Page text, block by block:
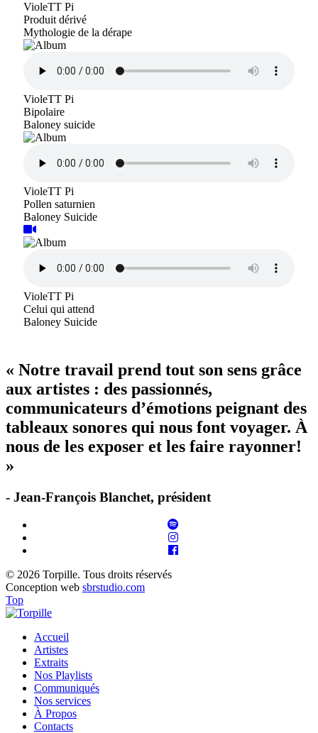
VioleTT Pi
Produit dérivé
Mythologie de la dérape
VioleTT Pi
Bipolaire
Baloney suicide
VioleTT Pi
Pollen saturnien
Baloney Suicide
VioleTT Pi
Celui qui attend
Baloney Suicide
« Notre travail prend tout son sens grâce
aux artistes : des passionnés,
communicateurs d’émotions peignant des
tableaux sonores qui nous font voyager. À
nous de les exposer et les faire rayonner!
»
- Jean-François Blanchet, président
© 2026 Torpille. Tous droits réservés
Conception web sbrstudio.com
Top
Accueil
Artistes
Extraits
Nos Playlists
Communiqués
Nos services
À Propos
Contacts